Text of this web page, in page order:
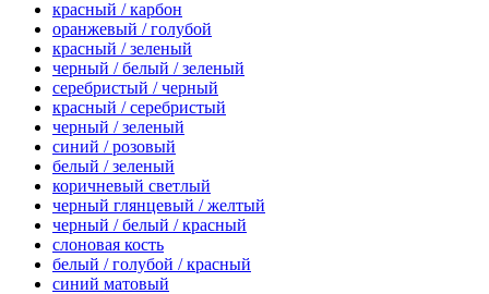
красный / карбон
оранжевый / голубой
красный / зеленый
черный / белый / зеленый
серебристый / черный
красный / серебристый
черный / зеленый
синий / розовый
белый / зеленый
коричневый светлый
черный глянцевый / желтый
черный / белый / красный
слоновая кость
белый / голубой / красный
синий матовый